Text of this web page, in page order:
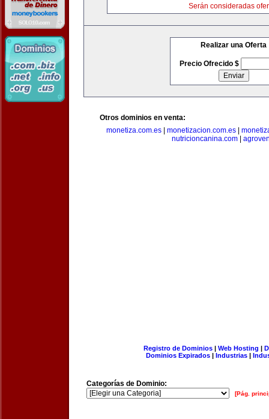
Serán consideradas
Realizar una Oferta
Precio Ofrecido $
Otros dominios en venta:
monetiza.com.es| monetizacion.com.es|
nutricioncanina.com
Registro de Dominios| Web Hosting |
Dominios Expirados | Industrias |
Categorías de Dominio:
[Pág.